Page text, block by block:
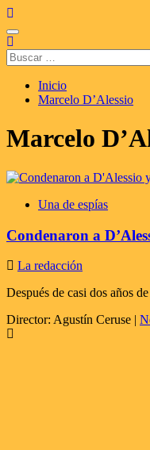
Saltar
al
contenido
Menú
principal
Buscar:
Inicio
Marcelo D’Alessio
Marcelo
Una de espías
Condenaron a
La redacción
Después de casi dos años
Director: Agustín Ceruse |